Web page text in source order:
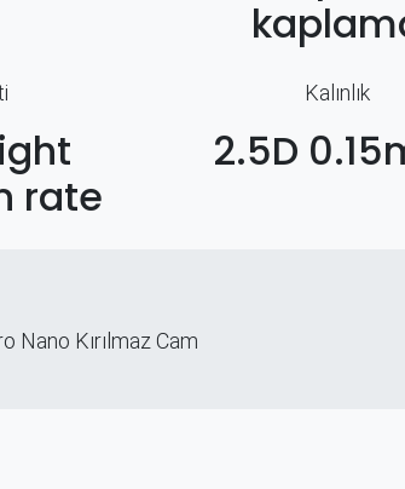
rate
Kalınlık
2.5D
Nano Kırılmaz Cam